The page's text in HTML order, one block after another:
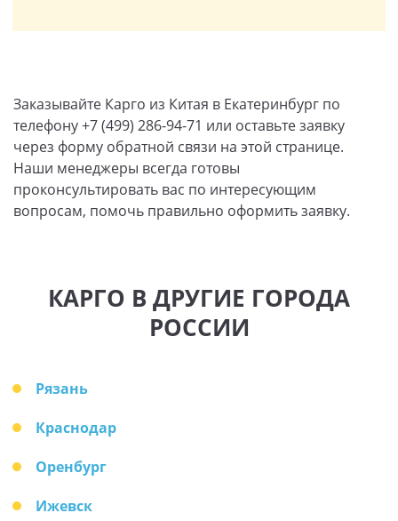
Заказывайте Карго из Китая в Екатеринбург по
телефону +7 (499) 286-94-71 или оставьте заявку
через форму обратной связи на этой странице.
Наши менеджеры всегда готовы
проконсультировать вас по интересующим
вопросам, помочь правильно оформить заявку.
КАРГО В ДРУГИЕ ГОРОДА
РОССИИ
Рязань
Краснодар
Оренбург
Ижевск